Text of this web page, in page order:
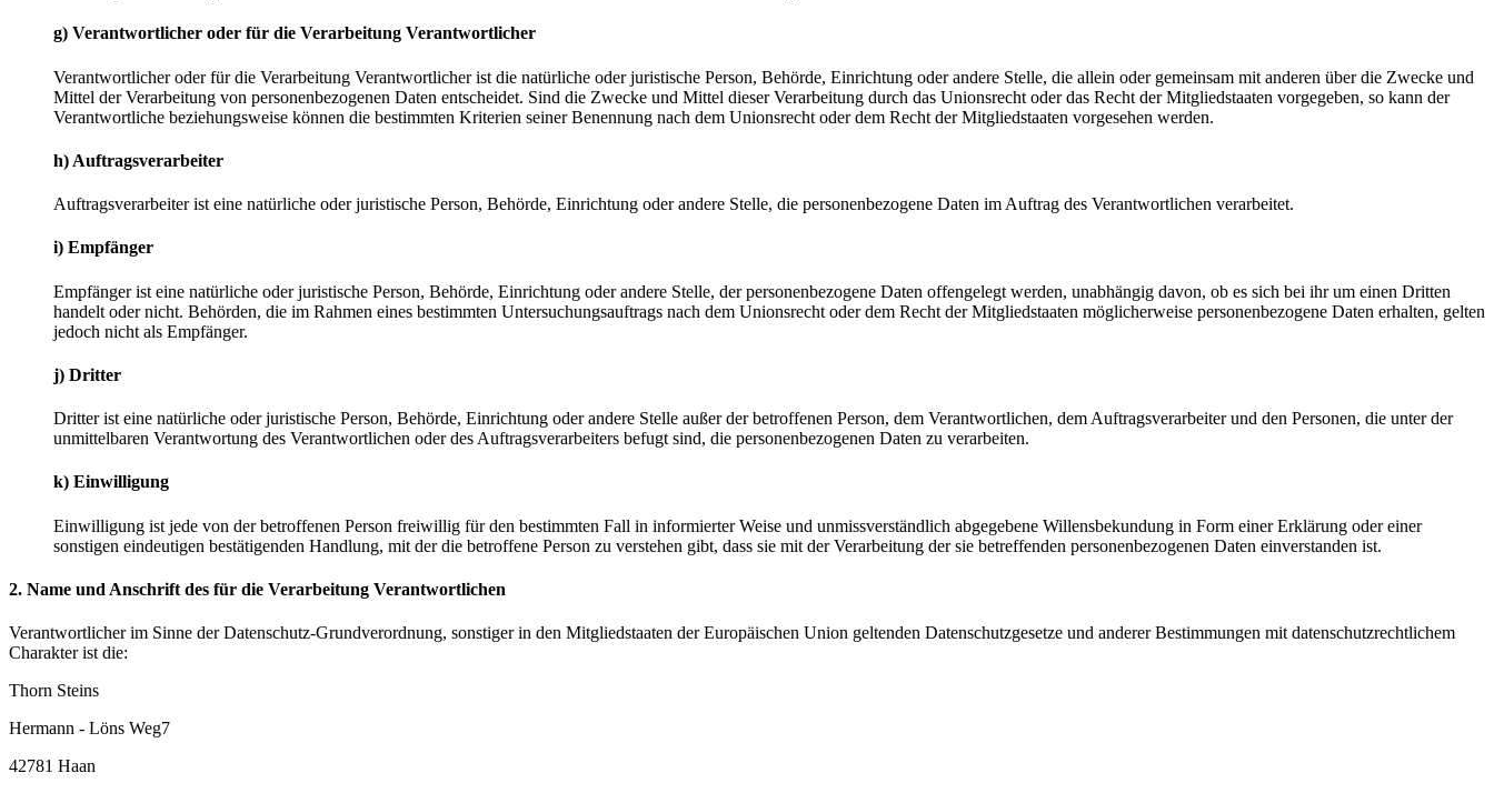
g) Verantwortlicher oder für die Verarbeitung Verantwortlicher
Verantwortlicher oder für die Verarbeitung Verantwortlicher ist die natürliche oder juristische Person, Behörde, Einrichtung oder andere Stelle, die allein oder gemeinsam mit anderen über die Zwecke und
Mittel der Verarbeitung von personenbezogenen Daten entscheidet. Sind die Zwecke und Mittel dieser Verarbeitung durch das Unionsrecht oder das Recht der Mitgliedstaaten vorgegeben, so kann der
Verantwortliche beziehungsweise können die bestimmten Kriterien seiner Benennung nach dem Unionsrecht oder dem Recht der Mitgliedstaaten vorgesehen werden.
h) Auftragsverarbeiter
Auftragsverarbeiter ist eine natürliche oder juristische Person, Behörde, Einrichtung oder andere Stelle, die personenbezogene Daten im Auftrag des Verantwortlichen verarbeitet.
i) Empfänger
Empfänger ist eine natürliche oder juristische Person, Behörde, Einrichtung oder andere Stelle, der personenbezogene Daten offengelegt werden, unabhängig davon, ob es sich bei ihr um einen Dritten
handelt oder nicht. Behörden, die im Rahmen eines bestimmten Untersuchungsauftrags nach dem Unionsrecht oder dem Recht der Mitgliedstaaten möglicherweise personenbezogene Daten erhalten, gelten
jedoch nicht als Empfänger.
j) Dritter
Dritter ist eine natürliche oder juristische Person, Behörde, Einrichtung oder andere Stelle außer der betroffenen Person, dem Verantwortlichen, dem Auftragsverarbeiter und den Personen, die unter der
unmittelbaren Verantwortung des Verantwortlichen oder des Auftragsverarbeiters befugt sind, die personenbezogenen Daten zu verarbeiten.
k) Einwilligung
Einwilligung ist jede von der betroffenen Person freiwillig für den bestimmten Fall in informierter Weise und unmissverständlich abgegebene Willensbekundung in Form einer Erklärung oder einer
sonstigen eindeutigen bestätigenden Handlung, mit der die betroffene Person zu verstehen gibt, dass sie mit der Verarbeitung der sie betreffenden personenbezogenen Daten einverstanden ist.
2. Name und Anschrift des für die Verarbeitung Verantwortlichen
Verantwortlicher im Sinne der Datenschutz-Grundverordnung, sonstiger in den Mitgliedstaaten der Europäischen Union geltenden Datenschutzgesetze und anderer Bestimmungen mit datenschutzrechtlichem
Charakter ist die:
Thorn Steins
Hermann - Löns Weg7
42781 Haan